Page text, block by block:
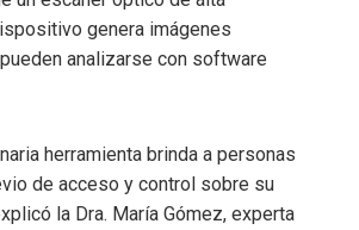
genera imágenes
analizarse con software
herramienta brinda a personas
de acceso y control sobre su
la Dra. María Gómez, experta